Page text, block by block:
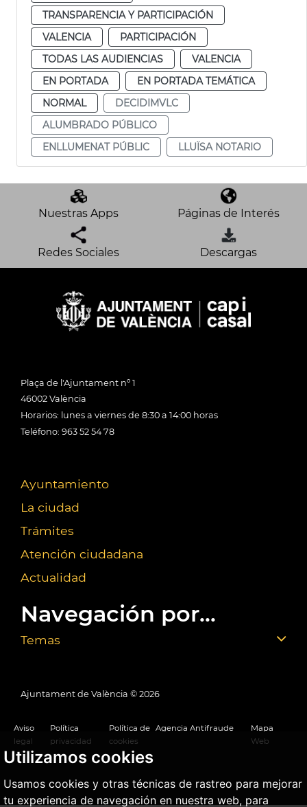
Utilizamos cookies
Usamos cookies y otras técnicas de rastreo para mejorar
tu experiencia de navegación en nuestra web, para
TRANSPARENCIA Y PARTICIPACIÓN
VALENCIA
PARTICIPACIÓN
TODAS LAS AUDIENCIAS
VALENCIA
EN PORTADA
EN PORTADA TEMÁTICA
NORMAL
DECIDIMVLC
ALUMBRADO PÚBLICO
ENLLUMENAT PÚBLIC
LLUÏSA NOTARIO
Nuestras Apps Páginas de Interés
Redes Sociales Descargas
Plaça de l'Ajuntament nº 1
46002 València
Horarios: lunes a viernes de 8:30 a 14:00 horas
Teléfono: 963 52 54 78
Ayuntamiento
La ciudad
Trámites
Atención ciudadana
Actualidad
Navegación por...
Temas
Ajuntament de València © 2026
Aviso
legal
Política
privacidad
Política de
cookies
Agencia Antifraude
Mapa
Web